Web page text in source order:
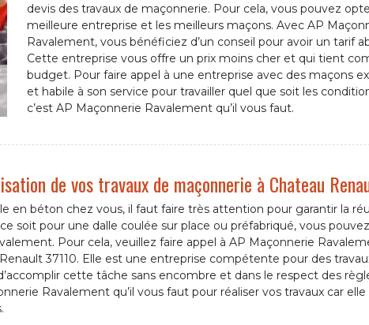
devis des travaux de maçonnerie. Pour cela, vous pouvez
meilleure entreprise et les meilleurs maçons. Avec AP
Ravalement, vous bénéficiez d’un conseil pour avoir un tarif
Cette entreprise vous offre un prix moins cher et qui tient
budget. Pour faire appel à une entreprise avec des maçons
et habile à son service pour travailler quel que soit les
c’est AP Maçonnerie Ravalement qu’il vous faut.
de vos travaux de maçonnerie à Chateau
en béton chez vous, il faut faire très attention pour garantir la
soit pour une dalle coulée sur place ou préfabriqué, vous
Pour cela, veuillez faire appel à AP Maçonnerie
37110. Elle est une entreprise compétente pour des
cette tâche sans encombre et dans le respect des
Ravalement qu’il vous faut pour réaliser vos travaux car